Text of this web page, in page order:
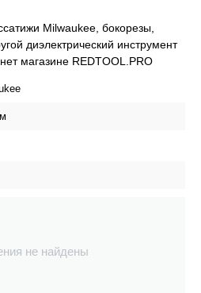
Milwaukee, бокорезы,
диэлектрический инструмент
магазине REDTOOL.PRO
не найдены